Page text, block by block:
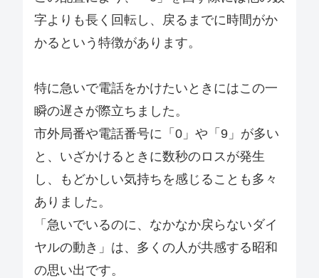
字よりも長く回転し、戻るまでに時間がか
かるという特徴があります。
特に急いで電話をかけたいときにはこの一
瞬の遅さが際立ちました。
市外局番や電話番号に「0」や「9」が多い
と、いざかけるときに数秒のロスが発生
し、もどかしい気持ちを感じることも多々
ありました。
「急いでいるのに、なかなか戻らないダイ
ヤルの動き」は、多くの人が共感する昭和
の思い出です。